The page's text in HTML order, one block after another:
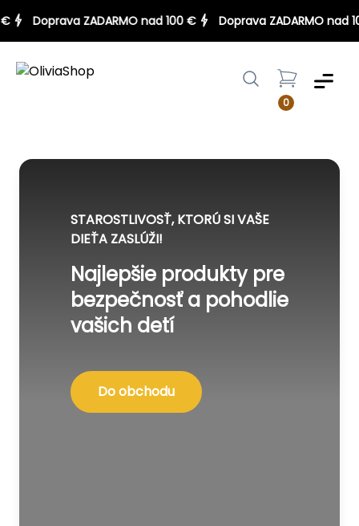
€ Doprava ZADARMO nad 100 € Doprava ZADARMO
0
Menu
STAROSTLIVOSŤ, KTORÚ SI VAŠE
DIEŤA ZASLÚŽI!
Najlepšie produkty pre
bezpečnosť a pohodlie
vašich detí
Do obchodu